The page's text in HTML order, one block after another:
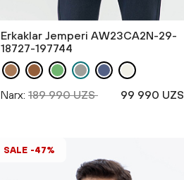
Erkaklar Jemperi AW23CA2N-29-
18727-197744
Narx: 189 990 UZS 99 990 UZS
SALE -47%